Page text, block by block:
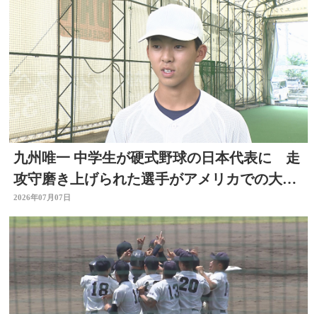
九州唯一 中学生が硬式野球の日本代表に 走
攻守磨き上げられた選手がアメリカでの大会
出場へ 大分
2026年07月07日